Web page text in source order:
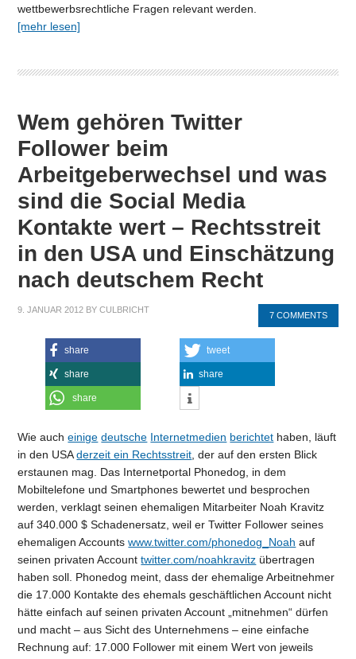
wettbewerbsrechtliche Fragen relevant werden.
[mehr lesen]
Wem gehören Twitter
Follower beim
Arbeitgeberwechsel und was
sind die Social Media
Kontakte wert – Rechtsstreit
in den USA und Einschätzung
nach deutschem Recht
9. JANUAR 2012 BYCULBRICHT
7 COMMENTS
share tweet
share share
share
Wie aucheinige deutsche Internetmedien berichtet haben, läuft
in den USAderzeit ein Rechtsstreit , der auf den ersten Blick
erstaunen mag. Das Internetportal Phonedog, in dem
Mobiltelefone und Smartphones bewertet und besprochen
werden, verklagt seinen ehemaligen Mitarbeiter Noah Kravitz
auf 340.000 $ Schadenersatz, weil er Twitter Follower seines
ehemaligen Accountswww.twitter.com/phonedog_Noah auf
seinen privaten Accounttwitter.com/noahkravitz übertragen
haben soll. Phonedog meint, dass der ehemalige Arbeitnehmer
die 17.000 Kontakte des ehemals geschäftlichen Account nicht
hätte einfach auf seinen privaten Account „mitnehmen“ dürfen
und macht – aus Sicht des Unternehmens – eine einfache
Rechnung auf: 17.000 Follower mit einem Wert von jeweils